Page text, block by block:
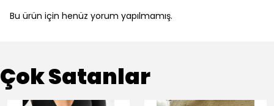
Bu ürün için henüz yorum yapılmamış.
Çok Satanlar